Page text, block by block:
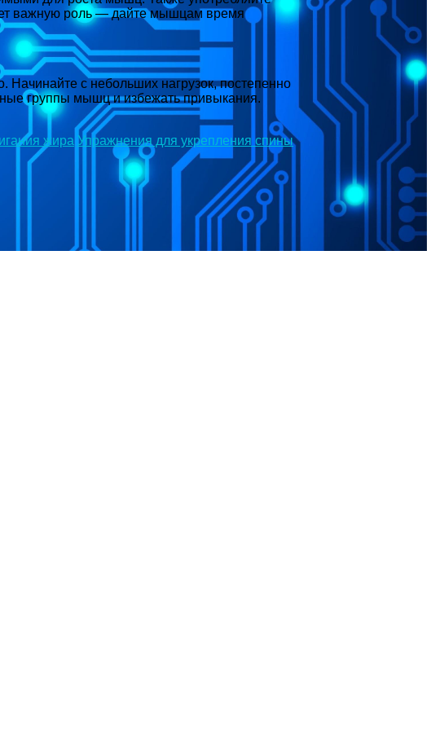
важную роль — дайте мышцам время
Начинайте с небольших нагрузок, постепенно
группы мышц и избежать привыкания.
жира Упражнения для укрепления спины